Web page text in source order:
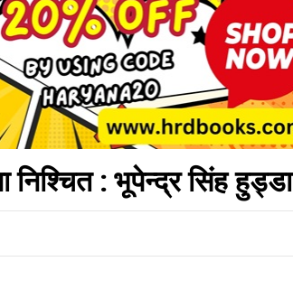
निश्चित : भूपेन्द्र सिंह हुड्डा